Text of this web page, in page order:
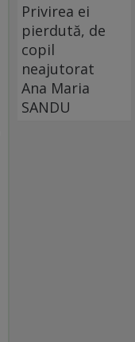
Privirea ei
pierdută, de
copil
neajutorat
Ana Maria
SANDU